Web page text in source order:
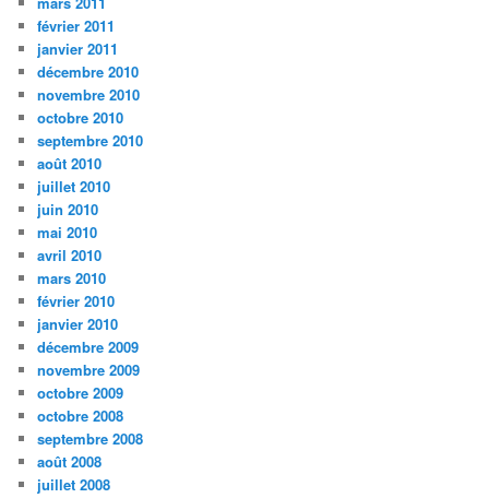
février 2011
janvier 2011
décembre 2010
novembre 2010
octobre 2010
septembre 2010
août 2010
juillet 2010
juin 2010
mai 2010
avril 2010
mars 2010
février 2010
janvier 2010
décembre 2009
novembre 2009
octobre 2009
octobre 2008
septembre 2008
août 2008
juillet 2008